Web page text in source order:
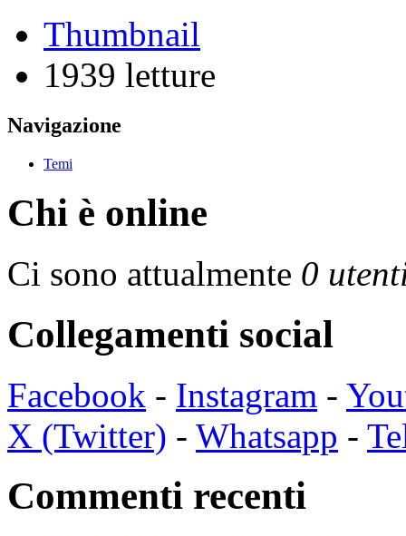
Thumbnail
1939 letture
Navigazione
Temi
Chi è online
Ci sono attualmente 0
Collegamenti social
Facebook - Instagram -
X (Twitter) - Whatsapp -
Commenti recenti